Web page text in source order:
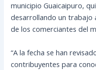
municipio Guaicaipuro,
desarrollando un trabajo
de los comerciantes del
“A la fecha se han
contribuyentes para